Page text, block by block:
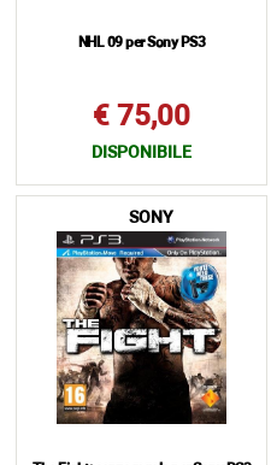
NHL 09 per Sony PS3
€ 75,00
DISPONIBILE
SONY